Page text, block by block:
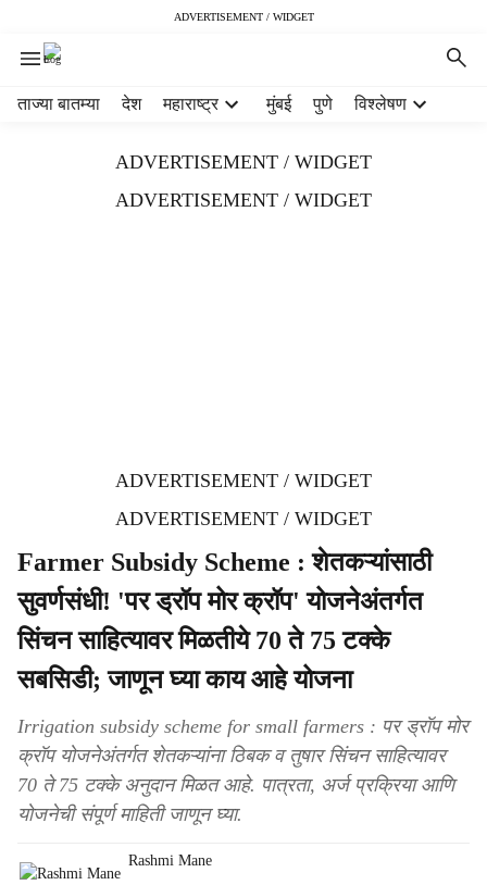
ADVERTISEMENT / WIDGET
ताज्या बातम्या देश महाराष्ट्र मुंबई पुणे विश्लेषण
ADVERTISEMENT / WIDGET
ADVERTISEMENT / WIDGET
ADVERTISEMENT / WIDGET
ADVERTISEMENT / WIDGET
Farmer Subsidy Scheme : शेतकऱ्यांसाठी
सुवर्णसंधी! 'पर ड्रॉप मोर क्रॉप' योजनेअंतर्गत
सिंचन साहित्यावर मिळतीये 70 ते 75 टक्के
सबसिडी; जाणून घ्या काय आहे योजना
Irrigation subsidy scheme for small farmers : पर ड्रॉप मोर
क्रॉप योजनेअंतर्गत शेतकऱ्यांना ठिबक व तुषार सिंचन साहित्यावर
70 ते 75 टक्के अनुदान मिळत आहे. पात्रता, अर्ज प्रक्रिया आणि
योजनेची संपूर्ण माहिती जाणून घ्या.
Rashmi Mane